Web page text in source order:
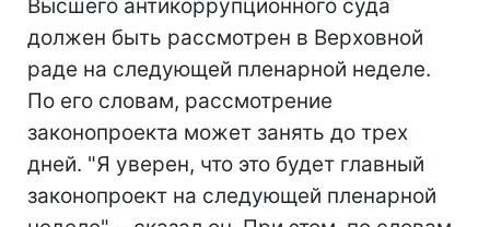
Высшего антикоррупционного суда
должен быть рассмотрен в Верховной
раде на следующей пленарной неделе.
По его словам, рассмотрение
законопроекта может занять до трех
дней. "Я уверен, что это будет главный
законопроект на следующей пленарной